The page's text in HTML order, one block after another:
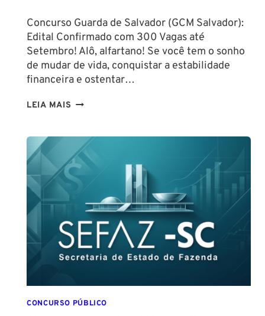
Concurso Guarda de Salvador (GCM Salvador):
Edital Confirmado com 300 Vagas até
Setembro! Alô, alfartano! Se você tem o sonho
de mudar de vida, conquistar a estabilidade
financeira e ostentar…
LEIA MAIS CONCURSO
SALVADOR
(GCM
SALVADOR):
CONFIRMADO
SETEMBRO!
CONCURSO PÚBLICO